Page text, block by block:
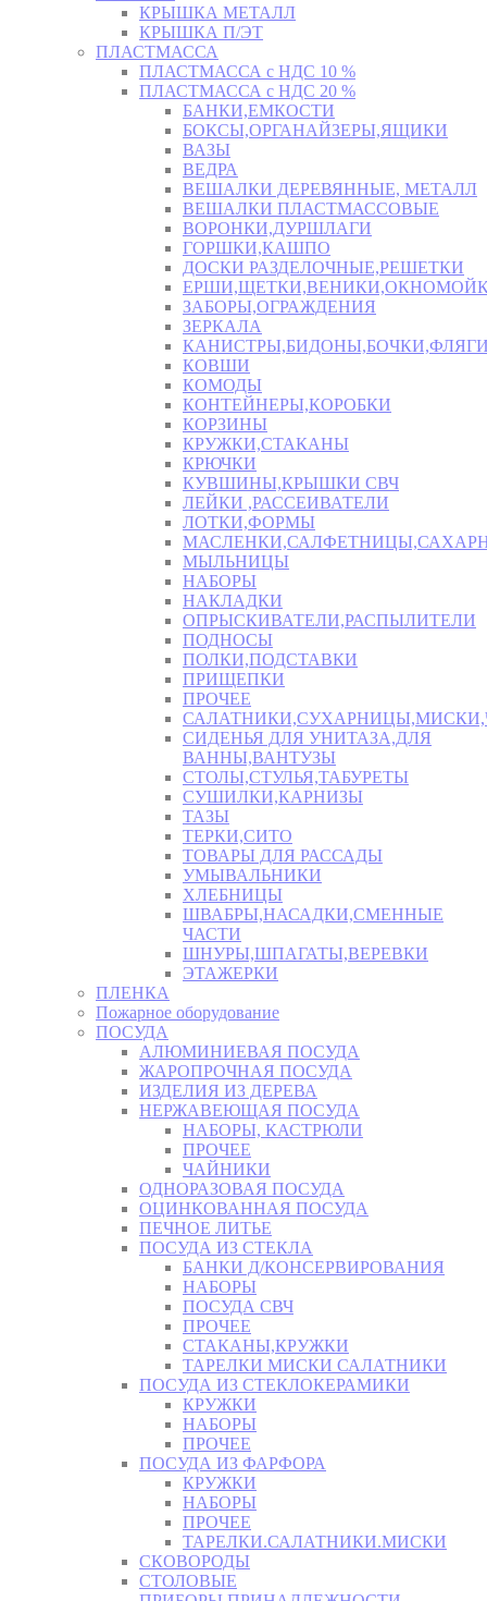
КРЫШКА МЕТАЛЛ
КРЫШКА П/ЭТ
ПЛАСТМАССА
ПЛАСТМАССА с НДС 10 %
ПЛАСТМАССА с НДС 20 %
БАНКИ,ЕМКОСТИ
БОКСЫ,ОРГАНАЙЗЕРЫ,ЯЩИКИ
ВАЗЫ
ВЕДРА
ВЕШАЛКИ ДЕРЕВЯННЫЕ, МЕТАЛЛ
ВЕШАЛКИ ПЛАСТМАССОВЫЕ
ВОРОНКИ,ДУРШЛАГИ
ГОРШКИ,КАШПО
ДОСКИ РАЗДЕЛОЧНЫЕ,РЕШЕТКИ
ЗАБОРЫ,ОГРАЖДЕНИЯ
ЗЕРКАЛА
КОВШИ
КОМОДЫ
КОНТЕЙНЕРЫ,КОРОБКИ
КОРЗИНЫ
КРУЖКИ,СТАКАНЫ
КРЮЧКИ
КУВШИНЫ,КРЫШКИ СВЧ
ЛЕЙКИ ,РАССЕИВАТЕЛИ
ЛОТКИ,ФОРМЫ
МЫЛЬНИЦЫ
НАБОРЫ
НАКЛАДКИ
ОПРЫСКИВАТЕЛИ,РАСПЫЛИТЕЛИ
ПОДНОСЫ
ПОЛКИ,ПОДСТАВКИ
ПРИЩЕПКИ
ПРОЧЕЕ
СИДЕНЬЯ ДЛЯ УНИТАЗА,ДЛЯ
ВАННЫ,ВАНТУЗЫ
СТОЛЫ,СТУЛЬЯ,ТАБУРЕТЫ
СУШИЛКИ,КАРНИЗЫ
ТАЗЫ
ТЕРКИ,СИТО
ТОВАРЫ ДЛЯ РАССАДЫ
УМЫВАЛЬНИКИ
ХЛЕБНИЦЫ
ШВАБРЫ,НАСАДКИ,СМЕННЫЕ
ЧАСТИ
ШНУРЫ,ШПАГАТЫ,ВЕРЕВКИ
ЭТАЖЕРКИ
ПЛЕНКА
Пожарное оборудование
ПОСУДА
АЛЮМИНИЕВАЯ ПОСУДА
ЖАРОПРОЧНАЯ ПОСУДА
ИЗДЕЛИЯ ИЗ ДЕРЕВА
НЕРЖАВЕЮЩАЯ ПОСУДА
НАБОРЫ, КАСТРЮЛИ
ПРОЧЕЕ
ЧАЙНИКИ
ОДНОРАЗОВАЯ ПОСУДА
ОЦИНКОВАННАЯ ПОСУДА
ПЕЧНОЕ ЛИТЬЕ
ПОСУДА ИЗ СТЕКЛА
БАНКИ Д/КОНСЕРВИРОВАНИЯ
НАБОРЫ
ПОСУДА СВЧ
ПРОЧЕЕ
СТАКАНЫ,КРУЖКИ
ТАРЕЛКИ МИСКИ САЛАТНИКИ
ПОСУДА ИЗ СТЕКЛОКЕРАМИКИ
КРУЖКИ
НАБОРЫ
ПРОЧЕЕ
ПОСУДА ИЗ ФАРФОРА
КРУЖКИ
НАБОРЫ
ПРОЧЕЕ
ТАРЕЛКИ.САЛАТНИКИ.МИСКИ
СКОВОРОДЫ
СТОЛОВЫЕ